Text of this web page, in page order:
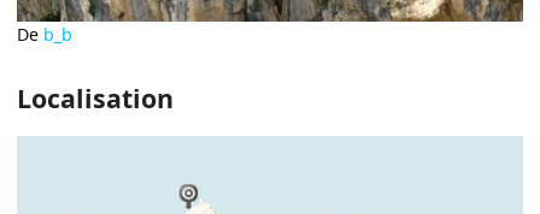
De b_b
Localisation